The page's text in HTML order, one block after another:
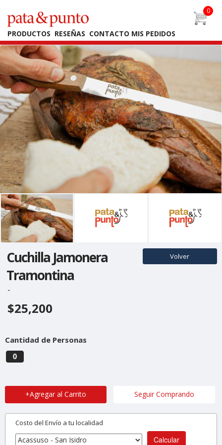
PRODUCTOS RESEÑAS CONTACTO MIS PEDIDOS
Cuchilla Jamonera
Tramontina
Volver
-
$25,200
Cantidad de Personas
0
+Agregar al Carrito Seguir Comprando
Costo del Envío a tu localidad
Calcular